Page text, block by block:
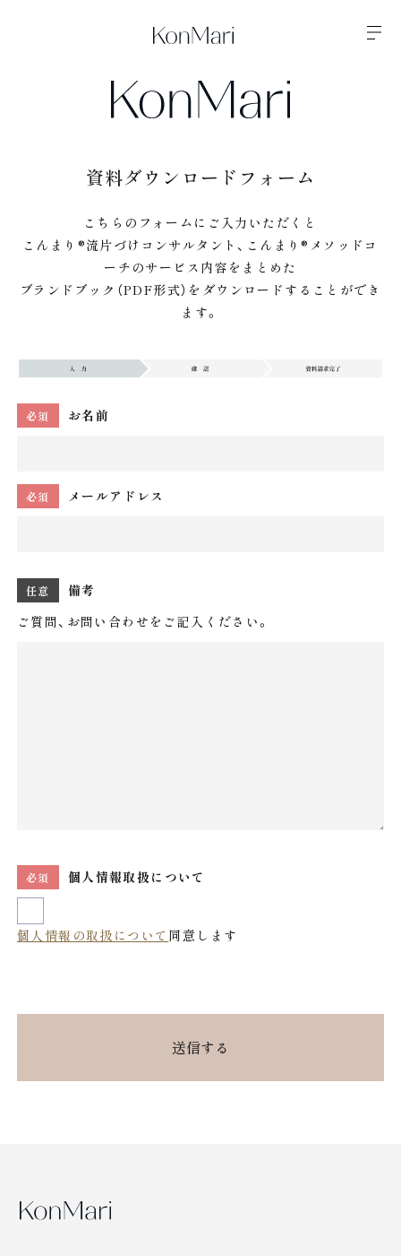
資料ダウンロードフォーム
こちらのフォームにご入力いただくと
こんまり®︎流片づけコンサルタント、こんまり®メソッドコ
ーチのサービス内容をまとめた
ブランドブック（PDF形式）をダウンロードすることができ
ます。
必須 お名前
必須 メールアドレス
任意
備考
ご質問、お問い合わせをご記入ください。
必須 個人情報取扱について
個人情報の取扱について 同意します